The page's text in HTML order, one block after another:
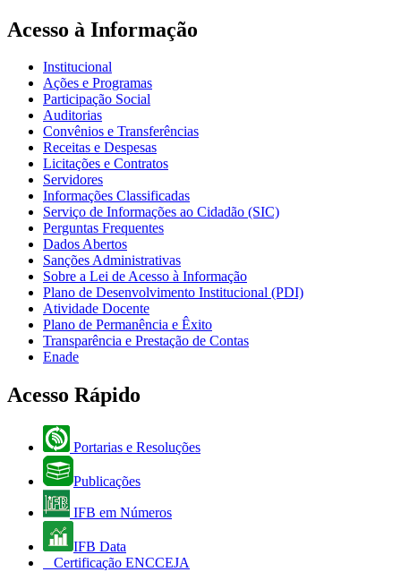
Acesso à Informação
Institucional
Ações e Programas
Participação Social
Auditorias
Convênios e Transferências
Receitas e Despesas
Licitações e Contratos
Servidores
Informações Classificadas
Serviço de Informações ao Cidadão (SIC)
Perguntas Frequentes
Dados Abertos
Sanções Administrativas
Sobre a Lei de Acesso à Informação
Plano de Desenvolvimento Institucional (PDI)
Atividade Docente
Plano de Permanência e Êxito
Transparência e Prestação de Contas
Enade
Acesso Rápido
Portarias e Resoluções
Publicações
IFB em Números
IFB Data
Certificação ENCCEJA